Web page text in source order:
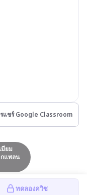
แชร์ Google Classroom
มียม
กแพลน
ทดลองควิซ